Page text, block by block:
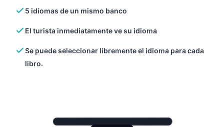
5 idiomas de un mismo banco
El turista inmediatamente ve su idioma
Se puede seleccionar libremente el idioma para cada
libro.